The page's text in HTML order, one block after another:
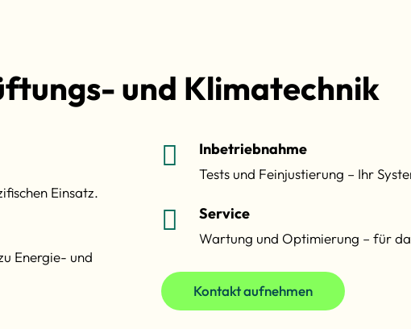
und Klimatechnik
Einsatz.
Energie- und
 Inbetriebnahme
Tests und Feinjustierung – Ihr
 Service
Wartung und Optimierung – für
Kontakt aufnehmen